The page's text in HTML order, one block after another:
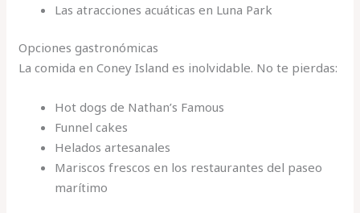
Las atracciones acuáticas en Luna Park
Opciones gastronómicas
La comida en Coney Island es inolvidable. No te pierdas:
Hot dogs de Nathan’s Famous
Funnel cakes
Helados artesanales
Mariscos frescos en los restaurantes del paseo
marítimo